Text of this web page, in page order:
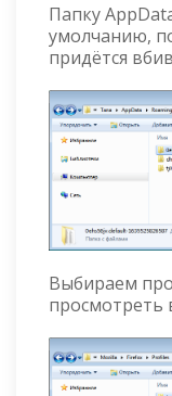
Папку
умолчанию,
придётся
Выбираем
просмотреть